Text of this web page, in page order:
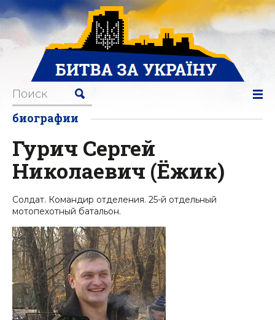
биографии
Гурич Сергей
Николаевич (Ёжик)
Солдат. Командир отделения. 25-й отдельный
мотопехотный батальон.